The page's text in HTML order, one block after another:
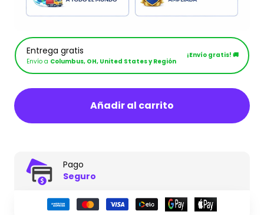
Entrega gratis
Envío a Columbus, OH, United States y Región
¡Envío gratis! 🚚
Añadir al carrito
Pago
Seguro